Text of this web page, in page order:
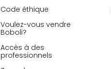
Code éthique
Voulez-vous vendre
Boboli?
Accès à des
professionnels